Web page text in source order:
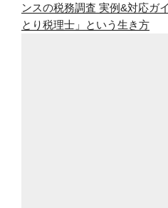
ンスの税務調査 実例&対応ガ
とり税理士」という生き方 [/